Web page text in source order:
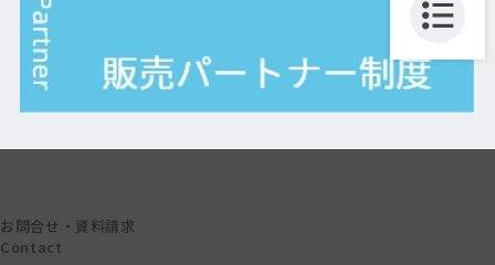
お問合せ・資料請求
Contact